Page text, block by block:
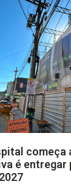
começa
é entregar